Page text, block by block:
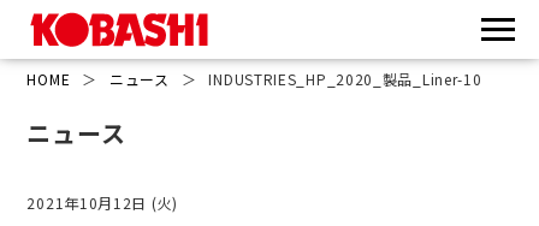
HOME ＞ ニュース ＞ INDUSTRIES_HP_2020_製品_Liner-10
ニュース
2021年10月12日 (火)